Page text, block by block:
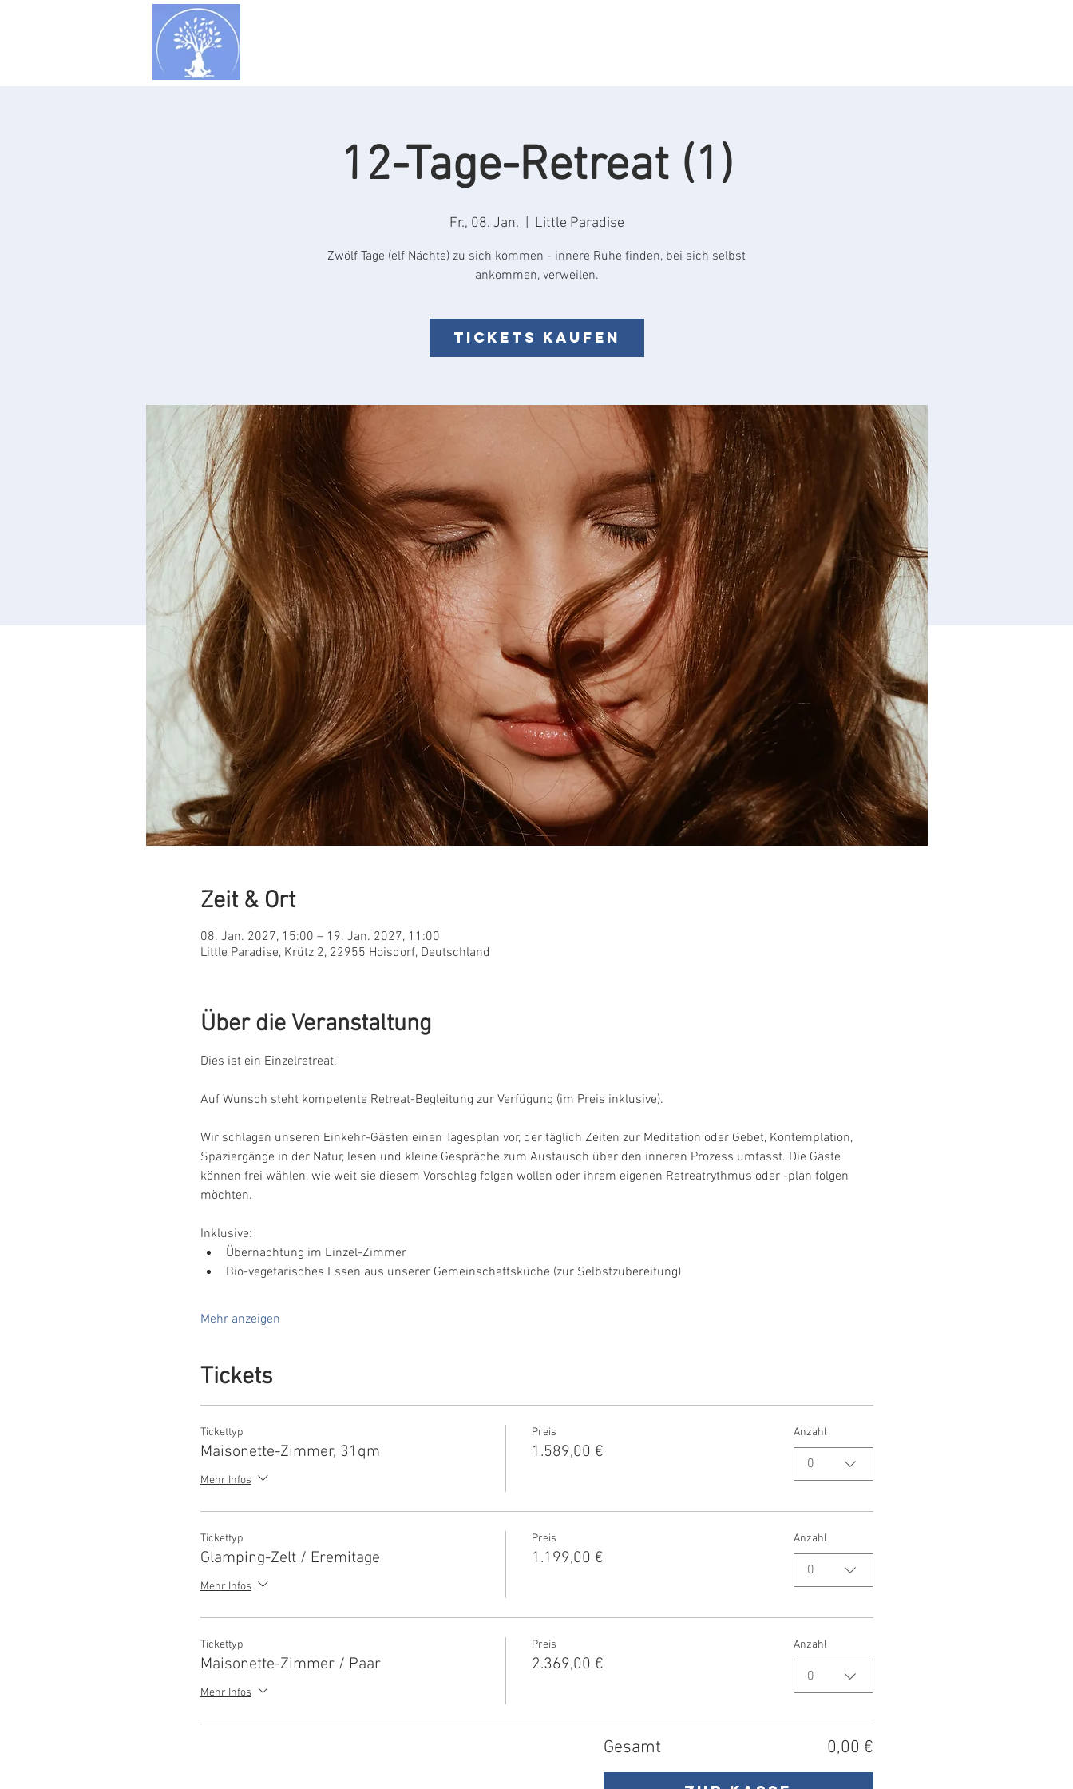
12-Tage-Retreat (1)
Fr., 08. Jan. Little Paradise
Zwölf Tage (elf Nächte) zu sich kommen - innere Ruhe finden, bei sich selbst
ankommen, verweilen.
Tickets kaufen
Zeit & Ort
08. Jan. 2027, 15:00 – 19. Jan. 2027, 11:00
Little Paradise, Krütz 2, 22955 Hoisdorf, Deutschland
Über die Veranstaltung
Dies ist ein Einzelretreat.
Auf Wunsch steht kompetente Retreat-Begleitung zur Verfügung (im Preis inklusive).
Wir schlagen unseren Einkehr-Gästen einen Tagesplan vor, der täglich Zeiten zur Meditation oder Gebet, Kontemplation,
Spaziergänge in der Natur, lesen und kleine Gespräche zum Austausch über den inneren Prozess umfasst. Die Gäste
können frei wählen, wie weit sie diesem Vorschlag folgen wollen oder ihrem eigenen Retreatrythmus oder -plan folgen
möchten.
Inklusive:
Übernachtung im Einzel-Zimmer
Bio-vegetarisches Essen aus unserer Gemeinschaftsküche (zur Selbstzubereitung)
Mehr anzeigen
Tickets
Tickettyp
Maisonette-Zimmer, 31qm
Mehr Infos
Preis
1.589,00 €
Anzahl
0
Tickettyp
Glamping-Zelt / Eremitage
Mehr Infos
Preis
1.199,00 €
Anzahl
0
Tickettyp
Maisonette-Zimmer / Paar
Mehr Infos
Preis
2.369,00 €
Anzahl
0
Gesamt 0,00 €